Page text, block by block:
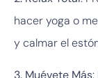
hacer yoga o
y calmar el
3. Muévete Más: